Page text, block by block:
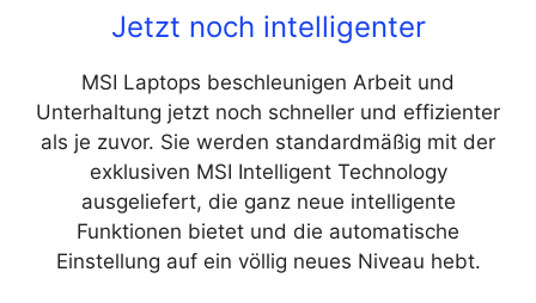
Jetzt noch intelligenter
MSI Laptops beschleunigen Arbeit und
Unterhaltung jetzt noch schneller und effizienter
als je zuvor. Sie werden standardmäßig mit der
exklusiven MSI Intelligent Technology
ausgeliefert, die ganz neue intelligente
Funktionen bietet und die automatische
Einstellung auf ein völlig neues Niveau hebt.